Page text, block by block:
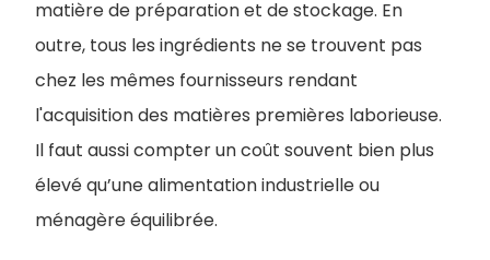
matière de préparation et de stockage. En
outre, tous les ingrédients ne se trouvent pas
chez les mêmes fournisseurs rendant
l'acquisition des matières premières laborieuse.
Il faut aussi compter un coût souvent bien plus
élevé qu’une alimentation industrielle ou
ménagère équilibrée.